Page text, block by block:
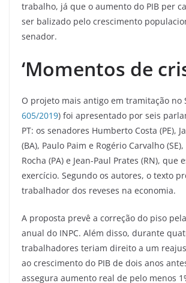
trabalho, já que o aumento do PIB per
ser balizado pelo crescimento
senador.
‘Momentos de
O projeto mais antigo em tramitação no
605/2019) foi apresentado por seis
PT: os senadores Humberto Costa (PE),
(BA), Paulo Paim e Rogério Carvalho
Rocha (PA) e Jean-Paul Prates (RN), que
exercício. Segundo os autores, o texto
trabalhador dos reveses na economia.
A proposta prevê a correção do piso
anual do INPC. Além disso, durante
trabalhadores teriam direito a um
ao crescimento do PIB de dois anos
assegura aumento real de pelo menos